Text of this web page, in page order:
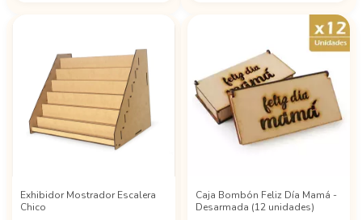
Exhibidor Mostrador Escalera
Chico
Caja Bombón Feliz Día Mamá -
Desarmada (12 unidades)